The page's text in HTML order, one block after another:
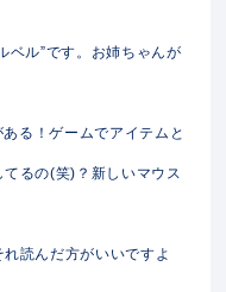
ベル”です。お姉ちゃんが
る！ゲームでアイテムと
るの(笑)？新しいマウス
読んだ方がいいですよ